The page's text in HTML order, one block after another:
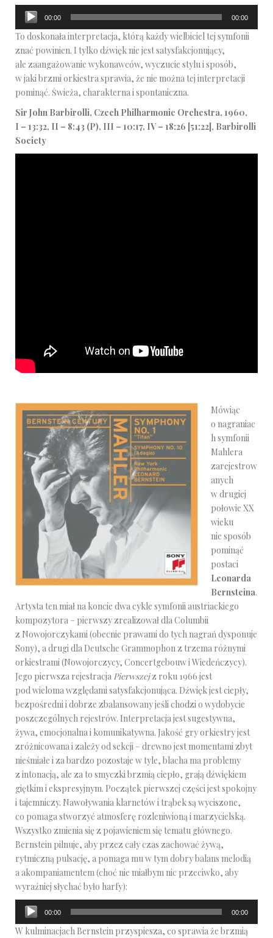
Odtwarzacz
plików
dźwiękowych
00:00 00:00
To doskonała interpretacja, którą każdy wielbiciel tej symfonii
znać powinien. I tylko dźwięk nie jest satysfakcjonujący,
ale zaangażowanie wykonawców, wyczucie stylu i sposób,
w jaki brzmi orkiestra sprawia, że nie można tej interpretacji
pominąć. Świeża, charakterna i spontaniczna.
Sir John Barbirolli, Czech Philharmonic Orchestra, 1960,
I – 13:32, II – 8:43 (P), III – 10:17, IV – 18:26 [51:22], Barbirolli
Society
Mówiąc
o nagraniac
h symfonii
Mahlera
zarejestrow
anych
w drugiej
połowie XX
wieku
nie sposób
pominąć
postaci
Leonarda
Bernsteina.
Artysta ten miał na koncie dwa cykle symfonii austriackiego
kompozytora – pierwszy zrealizował dla Columbii
z Nowojorczykami (obecnie prawami do tych nagrań dysponuje
Sony), a drugi dla Deutsche Grammophon z trzema różnymi
orkiestrami (Nowojorczycy, Concertgebouw i Wiedeńczycy).
Jego pierwsza rejestracja Pierwszejz roku 1966 jest
pod wieloma względami satysfakcjonująca. Dźwięk jest ciepły,
bezpośredni i dobrze zbalansowany jeśli chodzi o wydobycie
poszczególnych rejestrów. Interpretacja jest sugestywna,
żywa, emocjonalna i komunikatywna. Jakość gry orkiestry jest
zróżnicowana i zależy od sekcji – drewno jest momentami zbyt
nieśmiałe i za bardzo pozostaje w tyle, blacha ma problemy
z intonacją, ale za to smyczki brzmią ciepło, grają dźwiękiem
giętkim i ekspresyjnym. Początek pierwszej części jest spokojny
i tajemniczy. Nawoływania klarnetów i trąbek są wyciszone,
co pomaga stworzyć atmosferę rozleniwioną i marzycielską.
Wszystko zmienia się z pojawieniem się tematu głównego.
Bernstein pilnuje, aby przez cały czas zachować żywą,
rytmiczną pulsację, a pomaga mu w tym dobry balans melodią
a akompaniamentem (choć nie miałbym nic przeciwko, aby
wyraźniej słychać było harfy):
Odtwarzacz
plików
dźwiękowych
00:00 00:00
W kulminacjach Bernstein przyspiesza, co sprawia że brzmią